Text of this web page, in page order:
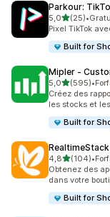
Parkour:
5,0étoile(s) sur
(25)
25 avis au total
•
Pixel TikTok
Built for
Mipler ‑
5,0étoile(s) sur
(595)
595 avis au•
Créez des
les stocks et
Built for
4,8étoile(s) sur
(104)
104 avis au•
Obtenez des
dans votre
Built for